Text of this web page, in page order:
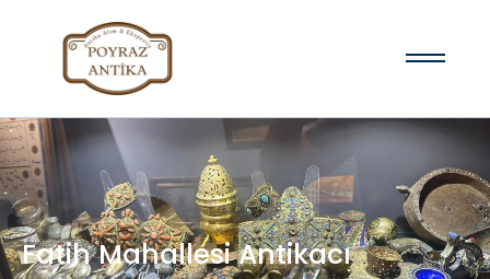
Fatih Mahallesi Antikacı